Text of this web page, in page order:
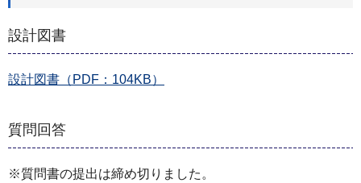
設計図書
設計図書（PDF：104KB）
質問回答
※質問書の提出は締め切りました。